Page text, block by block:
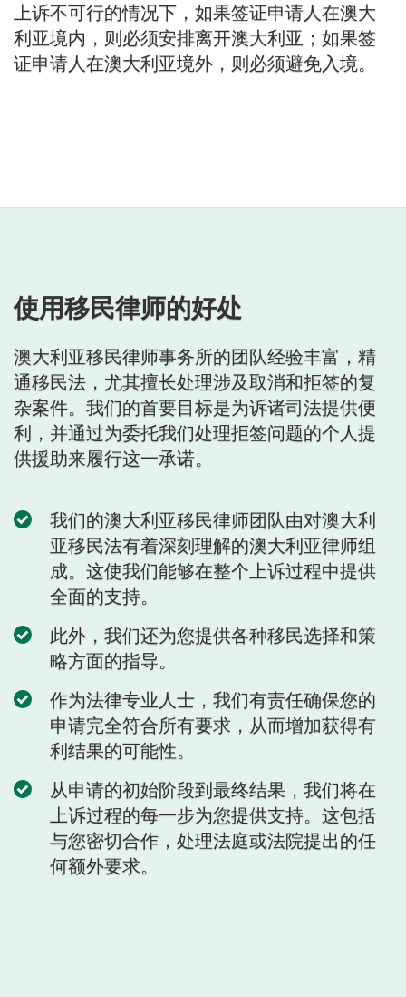
上诉不可行的情况下，如果签证申请人在澳大
利亚境内，则必须安排离开澳大利亚；如果签
证申请人在澳大利亚境外，则必须避免入境。
使用移民律师的好处
澳大利亚移民律师事务所的团队经验丰富，精
通移民法，尤其擅长处理涉及取消和拒签的复
杂案件。我们的首要目标是为诉诸司法提供便
利，并通过为委托我们处理拒签问题的个人提
供援助来履行这一承诺。
我们的澳大利亚移民律师团队由对澳大利
亚移民法有着深刻理解的澳大利亚律师组
成。这使我们能够在整个上诉过程中提供
全面的支持。
此外，我们还为您提供各种移民选择和策
略方面的指导。
作为法律专业人士，我们有责任确保您的
申请完全符合所有要求，从而增加获得有
利结果的可能性。
从申请的初始阶段到最终结果，我们将在
上诉过程的每一步为您提供支持。这包括
与您密切合作，处理法庭或法院提出的任
何额外要求。